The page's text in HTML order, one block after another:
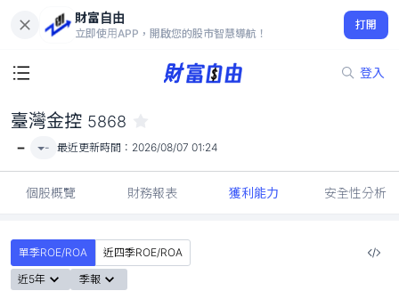
財富自由
立即使用APP，開啟您的股市智慧導航！
打開
登入
-
臺灣金控 5868
- - 最近更新時間： 2026/08/07 01:24
個股概覽 財務報表 獲利能力 安全性分析
單季ROE/ROA
近四季ROE/ROA
近5年
季報